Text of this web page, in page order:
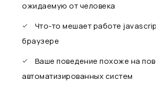
ожидаемую от человека
Что-то мешает работе
браузере
Ваше поведение похоже на
автоматизированных систем